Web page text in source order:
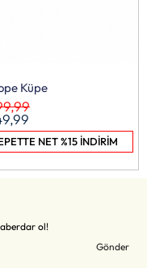
Küpe
NET %15 İNDİRİM
ol!
Gönder